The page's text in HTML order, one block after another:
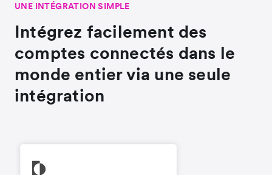
UNE INTÉGRATION SIMPLE
Intégrez facilement des
comptes connectés dans le
monde entier via une seule
intégration